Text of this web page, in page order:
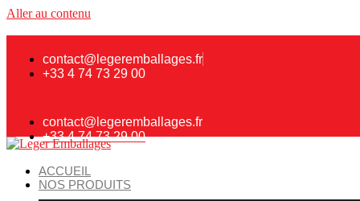
Aller au contenu
contact@legeremballages.fr
+33 4 74 73 29 00
contact@legeremballages.fr
+33 4 74 73 29 00
ACCUEIL
NOS PRODUITS